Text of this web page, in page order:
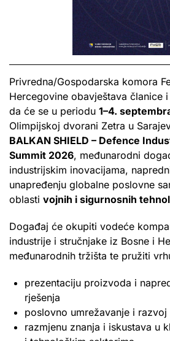
Privredna/Gospodarska komora
Hercegovine obavještava članice
da će se u periodu 1–4.
Olimpijskoj dvorani Zetra u
BALKAN SHIELD – Defence
Summit 2026, međunarodni
industrijskim inovacijama,
unapređenju globalne poslovne
oblasti vojnih i sigurnosnih
Događaj će okupiti vodeće
industrije i stručnjake iz Bosne i
međunarodnih tržišta te pružiti
prezentaciju proizvoda i
rješenja
poslovno umrežavanje i razvoj
razmjenu znanja i iskustava u